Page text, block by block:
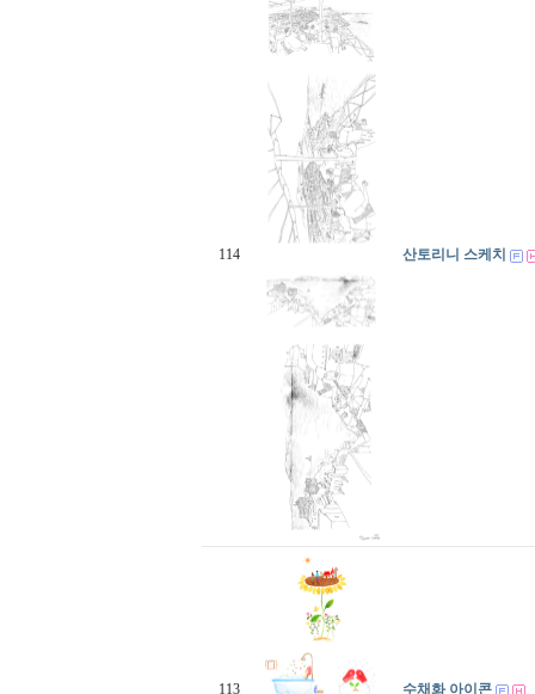
114 산토리니 스케치
113 수채화 아이콘